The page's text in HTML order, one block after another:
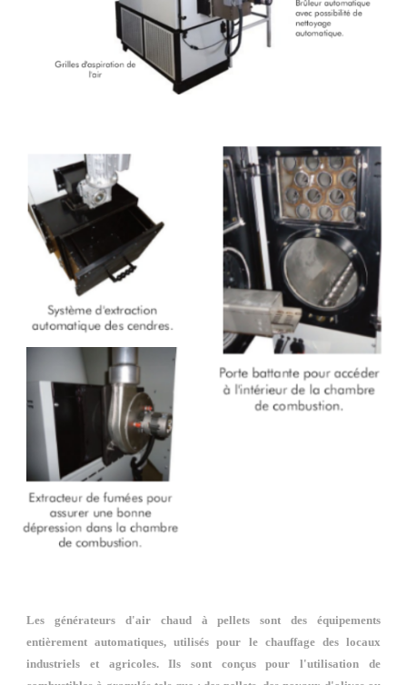
Les générateurs d'air chaud à pellets sont des équipements
entièrement automatiques, utilisés pour le chauffage des locaux
industriels et agricoles. Ils sont conçus pour l'utilisation de